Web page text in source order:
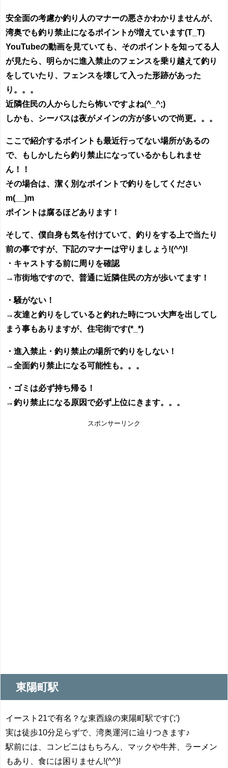
安全面の考慮か釣り人のマナーの悪さかわかりませんが、
湾奥でも釣り禁止になるポイントが増えています(T_T)
YouTubeの動画を見ていても、そのポイントを知ってる人
が見たら、明らかに進入禁止のフェンスを乗り越えて釣り
をしていたり、フェンスを壊して入った形跡があった
り。。。
近隣住民の人からしたら怖いですよね(^_^;)
しかも、シーバスは夜がメインの方が多いので尚更。。。
ここで紹介するポイントも最近行ってない場所があるの
で、もしかしたら釣り禁止になっているかもしれませ
ん！！
その場合は、潔く別なポイントで釣りをしてください
m(__)m
ポイントは腐るほどあります！
そして、僕自身も気を付けていて、釣りをする上で当たり
前の事ですが、下記のマナーは守りましょう!(^^)!
・キャストする前に周りを確認
→市街地ですので、普通に近隣住民の方が歩いてます！
・騒がない！
→友達と釣りをしていると釣れた時につい大声を出してし
まう事もありますが、住宅街です(*_*)
・進入禁止・釣り禁止の場所で釣りをしない！
→全面釣り禁止になる可能性も。。。
・ゴミは必ず持ち帰る！
→釣り禁止になる原因で必ず上位にきます。。。
スポンサーリンク
東陽町駅
イースト21で有名？な東西線の東陽町駅です(';')
実は徒歩10分足らずで、湾奥運河に辿りつきます♪
駅前には、コンビニはもちろん、マックや牛丼、ラーメン
もあり、食には困りません!(^^)!